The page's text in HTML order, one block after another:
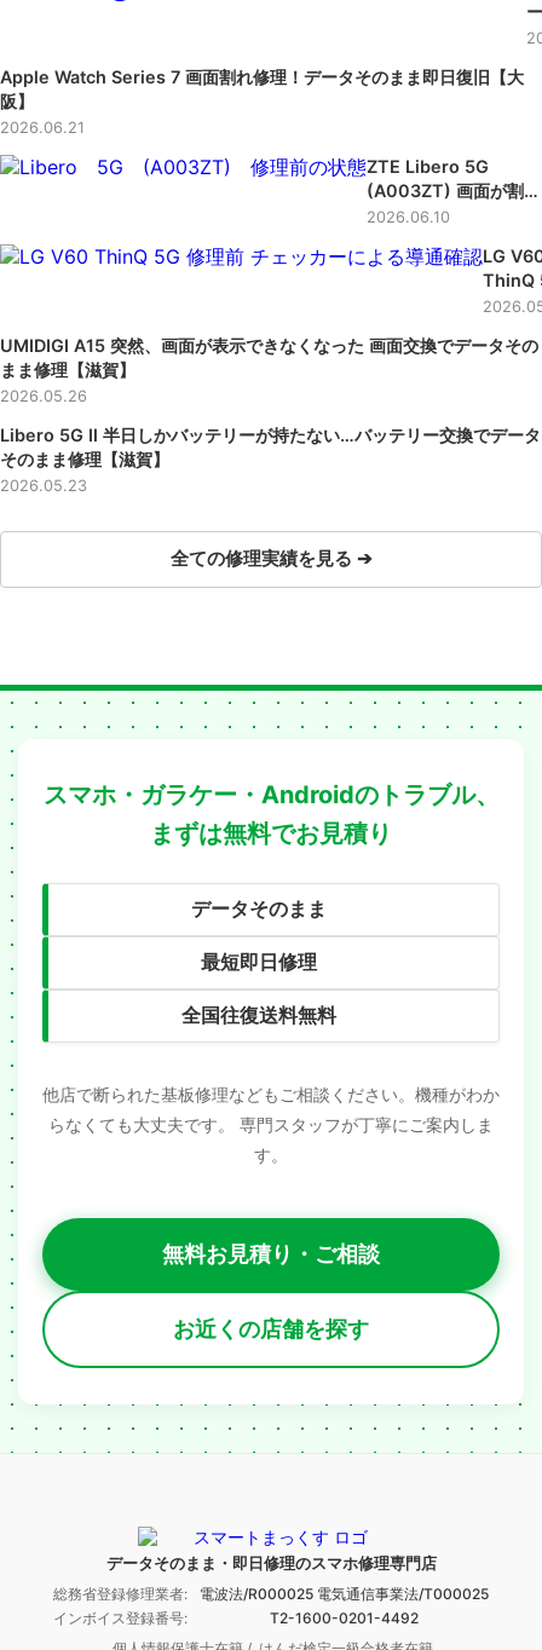
Apple Watch Series 7 画面割れ修理！データそのまま即日復旧【大
阪】
2026.06.21
ZTE Libero 5G
(A003ZT) 画面が割れ
たけど修理してまだ使
ま画面交換修理【滋
2026.06.10
LG
ThinQ
充電中
い、充
電口修
【滋賀
UMIDIGI A15 突然、画面が表示できなくなった 画面交換でデータその
まま修理【滋賀】
2026.05.26
Libero 5G Ⅱ 半日しかバッテリーが持たない…バッテリー交換でデータ
そのまま修理【滋賀】
2026.05.23
全ての修理実績を見る ➔
スマホ・ガラケー・Androidのトラブル、
まずは無料でお見積り
データそのまま
最短即日修理
全国往復送料無料
他店で断られた基板修理などもご相談ください。機種がわか
らなくても大丈夫です。
専門スタッフが丁寧にご案内しま
す。
無料お見積り・ご相談
お近くの店舗を探す
データそのまま・即日修理のスマホ修理専門店
総務省登録修理業者:
電波法/R000025 電気通信事業法/T000025
インボイス登録番号:
T2-1600-0201-4492